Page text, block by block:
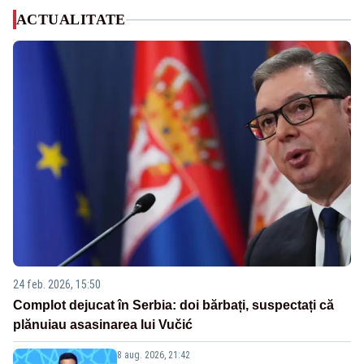
ACTUALITATE
24 feb. 2026, 15:50
Complot dejucat în Serbia: doi bărbați, suspectați că
plănuiau asasinarea lui Vučić
8 aug. 2026, 21:42